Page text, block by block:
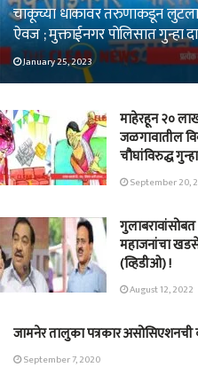
चाकूच्या धाकावर तरुणाकडून लुटला
ऐवज ; मुक्ताईनगर पोलिसात गुन्हा
January 25, 2023
माहेरहून २०
जळगावातील
चौघांविरुद्ध
September 20,
महाजनांचा
(व्हिडीओ) !
August 12, 2022
जामनेर तालुका पत्रकार असोसिएशनची
September 7, 2020